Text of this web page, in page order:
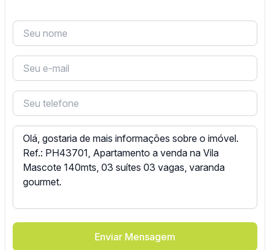
Enviar Mensagem